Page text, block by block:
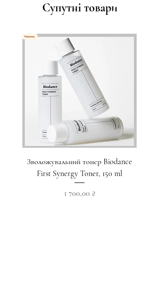
Супутні товари
Зволожувальний тонер Biodance
First Synergy Toner, 150 ml
Ціна
1 700,00 ₴